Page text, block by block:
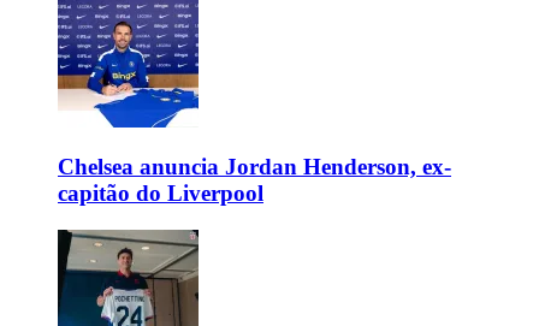
Chelsea anuncia Jordan Henderson, ex-
capitão do Liverpool